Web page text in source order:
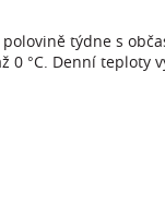
týdne s
0 °C. Denní teploty